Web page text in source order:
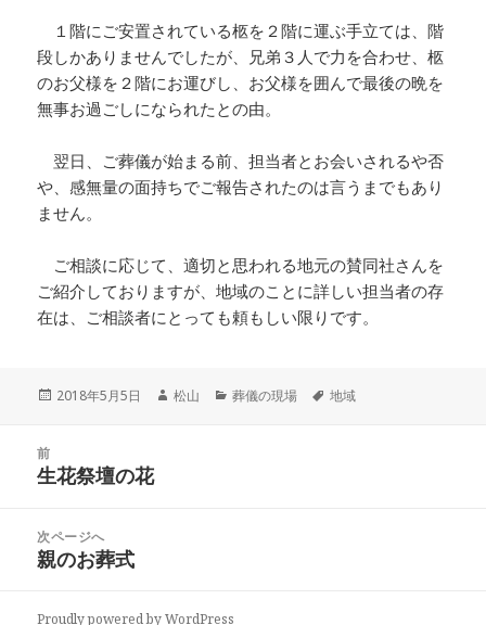
１階にご安置されている柩を２階に運ぶ手立ては、階
段しかありませんでしたが、兄弟３人で力を合わせ、柩
のお父様を２階にお運びし、お父様を囲んで最後の晩を
無事お過ごしになられたとの由。
翌日、ご葬儀が始まる前、担当者とお会いされるや否
や、感無量の面持ちでご報告されたのは言うまでもあり
ません。
ご相談に応じて、適切と思われる地元の賛同社さんを
ご紹介しておりますが、地域のことに詳しい担当者の存
在は、ご相談者にとっても頼もしい限りです。
投
2018年5月5日
作
松山
カ
葬儀の現場
タ
地域
前
前
投
稿:
生花祭壇の花
次ページへ
次
投
親のお葬式
Proudly powered by WordPress